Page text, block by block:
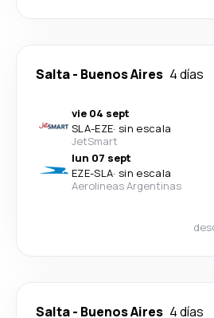
Salta- Buenos Aires 4 días
vie 04 sept
SLA-EZE· sin escala
JetSmart
lun 07 sept
EZE-SLA· sin escala
Aerolineas Argentinas
Salta- Buenos Aires 4 días